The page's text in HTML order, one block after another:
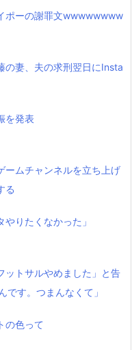
ポーの謝罪文wwwwwwww
の妻、夫の求刑翌日にInsta
を発表
ームチャンネルを立ち上げ
る
りたくなかった」
ットサルやめました」と告
す。つまんなくて」
の色って